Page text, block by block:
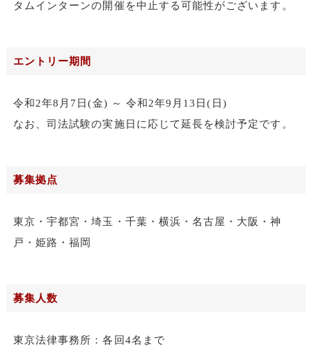
タムインターンの開催を中止する可能性がございます。
エントリー期間
令和2年8月7日(金) ～ 令和2年9月13日(日)
なお、司法試験の実施日に応じて延長を検討予定です。
募集拠点
東京・宇都宮・埼玉・千葉・横浜・名古屋・大阪・神
戸・姫路・福岡
募集人数
東京法律事務所：各回4名まで